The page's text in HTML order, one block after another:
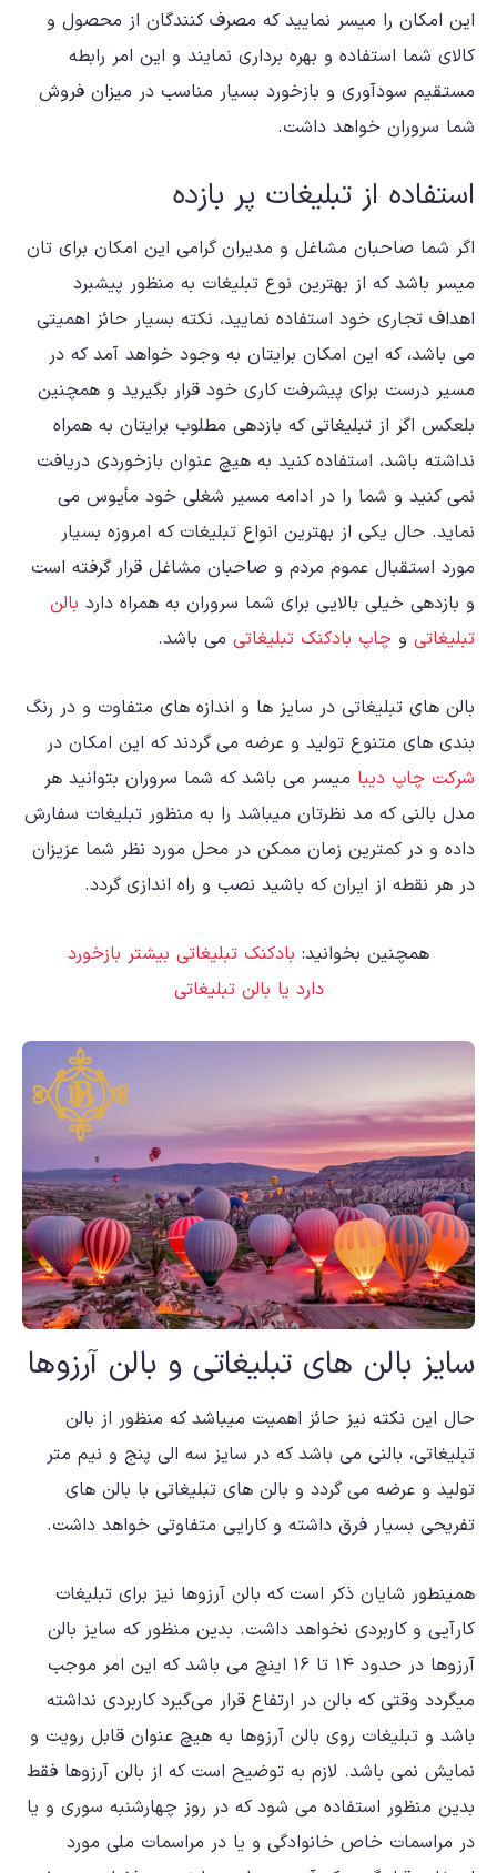
این امکان را میسر نمایید که مصرف کنندگان از محصول و
کالای شما استفاده و بهره برداری نمایند و این امر رابطه
مستقیم سودآوری و بازخورد بسیار مناسب در میزان فروش
شما سروران خواهد داشت.
استفاده از تبلیغات پر بازده
اگر شما صاحبان مشاغل و مدیران گرامی این امکان برای تان
میسر باشد که از بهترین نوع تبلیغات به منظور پیشبرد
اهداف تجاری خود استفاده نمایید، نکته بسیار حائز اهمیتی
می باشد، که این امکان برایتان به وجود خواهد آمد که در
مسیر درست برای پیشرفت کاری خود قرار بگیرید و همچنین
بلعکس اگر از تبلیغاتی که بازدهی مطلوب برایتان به همراه
نداشته باشد، استفاده کنید به هیچ عنوان بازخوردی دریافت
نمی کنید و شما را در ادامه مسیر شغلی خود مأیوس می
نماید. حال یکی از بهترین انواع تبلیغات که امروزه بسیار
مورد استقبال عموم مردم و صاحبان مشاغل قرار گرفته است
و بازدهی خیلی بالایی برای شما سروران به همراه دارد بالن
تبلیغاتی و چاپ بادکنک تبلیغاتی می باشد.
بالن های تبلیغاتی در سایز ها و اندازه های متفاوت و در رنگ
بندی های متنوع تولید و عرضه می گردند که این امکان در
شرکت چاپ دیبا میسر می باشد که شما سروران بتوانید هر
مدل بالنی که مد نظرتان میباشد را به منظور تبلیغات سفارش
داده و در کمترین زمان ممکن در محل مورد نظر شما عزیزان
در هر نقطه از ایران که باشید نصب و راه اندازی گردد.
همچنین بخوانید: بادکنک تبلیغاتی بیشتر بازخورد
دارد یا بالن تبلیغاتی
سایز بالن های تبلیغاتی و بالن آرزوها
حال این نکته نیز حائز اهمیت میباشد که منظور از بالن
تبلیغاتی، بالنی می باشد که در سایز سه الی پنج و نیم متر
تولید و عرضه می گردد و بالن های تبلیغاتی با بالن های
تفریحی بسیار فرق داشته و کارایی متفاوتی خواهد داشت.
همینطور شایان ذکر است که بالن آرزوها نیز برای تبلیغات
کارآیی و کاربردی نخواهد داشت. بدین منظور که سایز بالن
آرزوها در حدود ۱۴ تا ۱۶ اینچ می باشد که این امر موجب
میگردد وقتی که بالن در ارتفاع قرار می‌گیرد کاربردی نداشته
باشد و تبلیغات روی بالن آرزوها به هیچ عنوان قابل رویت و
نمایش نمی باشد. لازم به توضیح است که از بالن آرزوها فقط
بدین منظور استفاده می شود که در روز چهارشنبه سوری و یا
در مراسمات خاص خانوادگی و یا در مراسمات ملی مورد